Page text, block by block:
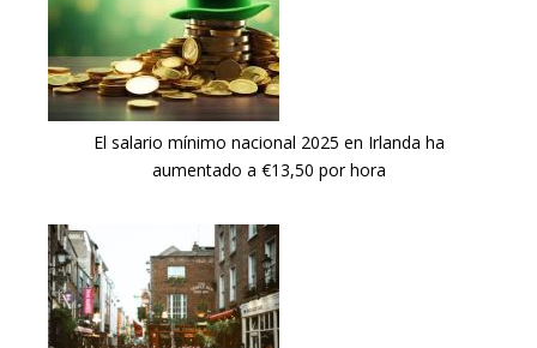
El salario mínimo nacional 2025 en Irlanda ha
aumentado a €13,50 por hora